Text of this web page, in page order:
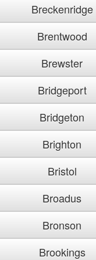
Breckenridge
Brentwood
Brewster
Bridgeport
Bridgeton
Brighton
Bristol
Broadus
Bronson
Brookings